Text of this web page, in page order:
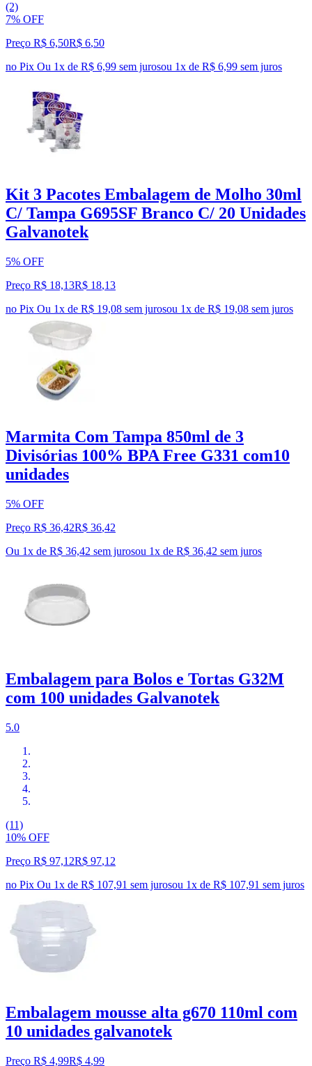
(2)
7% OFF
Preço R$ 6,50R$ 6,50
no Pix Ou 1x de R$ 6,99 sem jurosou 1x de R$ 6,99 sem juros
Kit 3 Pacotes Embalagem de Molho 30ml
C/ Tampa G695SF Branco C/ 20 Unidades
Galvanotek
5% OFF
Preço R$ 18,13R$ 18,13
no Pix Ou 1x de R$ 19,08 sem jurosou 1x de R$ 19,08 sem juros
Marmita Com Tampa 850ml de 3
Divisórias 100% BPA Free G331 com10
unidades
5% OFF
Preço R$ 36,42R$ 36,42
Ou 1x de R$ 36,42 sem jurosou 1x de R$ 36,42 sem juros
Embalagem para Bolos e Tortas G32M
com 100 unidades Galvanotek
5.0
(11)
10% OFF
Preço R$ 97,12R$ 97,12
no Pix Ou 1x de R$ 107,91 sem jurosou 1x de R$ 107,91 sem juros
Embalagem mousse alta g670 110ml com
10 unidades galvanotek
Preço R$ 4,99R$ 4,99